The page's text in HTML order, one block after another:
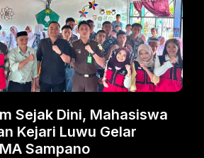
Sejak Dini, Mahasiswa
Kejari Luwu Gelar
Sampano